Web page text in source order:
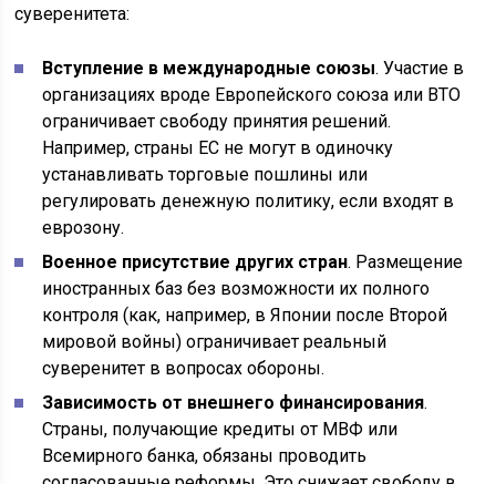
суверенитета:
Вступление в международные союзы. Участие в
организациях вроде Европейского союза или ВТО
ограничивает свободу принятия решений.
Например, страны ЕС не могут в одиночку
устанавливать торговые пошлины или
регулировать денежную политику, если входят в
еврозону.
Военное присутствие других стран. Размещение
иностранных баз без возможности их полного
контроля (как, например, в Японии после Второй
мировой войны) ограничивает реальный
суверенитет в вопросах обороны.
Зависимость от внешнего финансирования.
Страны, получающие кредиты от МВФ или
Всемирного банка, обязаны проводить